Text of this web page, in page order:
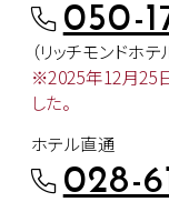
050-
（リッチモンドホ
※2025年12月25
した。
ホテル直通
028-